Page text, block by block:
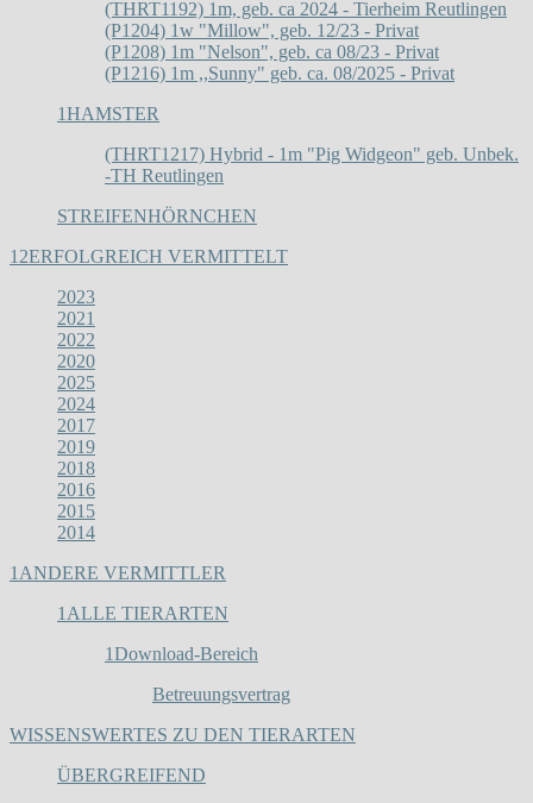
(THRT1192) 1m, geb. ca 2024 - Tierheim Reutlingen
(P1204) 1w "Millow", geb. 12/23 - Privat
(P1208) 1m "Nelson", geb. ca 08/23 - Privat
(P1216) 1m ,,Sunny" geb. ca. 08/2025 - Privat
1HAMSTER
(THRT1217) Hybrid - 1m "Pig Widgeon" geb. Unbek.
-TH Reutlingen
STREIFENHÖRNCHEN
12ERFOLGREICH VERMITTELT
2023
2021
2022
2020
2025
2024
2017
2019
2018
2016
2015
2014
1 ANDERE VERMITTLER
1 ALLE TIERARTEN
1Download-Bereich
Betreuungsvertrag
WISSENSWERTES ZU DEN TIERARTEN
ÜBERGREIFEND